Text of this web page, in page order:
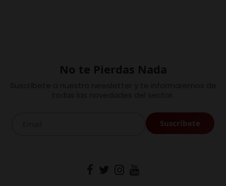
No te Pierdas Nada